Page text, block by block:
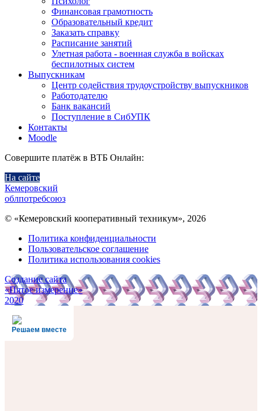
Финансовая грамотность
Образовательный кредит
Заказать справку
Расписание занятий
Улетная работа - военная служба в войсках
беспилотных систем
Выпускникам
Центр содействия трудоустройству выпускников
Работодателю
Банк вакансий
Поступление в СибУПК
Контакты
Moodle
Совершите платёж в ВТБ Онлайн:
На сайте
Кемеровский
облпотребсоюз
© «Кемеровский кооперативный техникум», 2026
Политика конфиденциальности
Пользовательское соглашение
Политика использования cookies
Создание сайта
«Пятое измерение»
2020
Решаем вместе